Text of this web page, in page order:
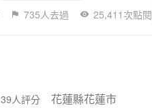
735人去過 25,411次點閱
39人評分 花蓮縣花蓮市